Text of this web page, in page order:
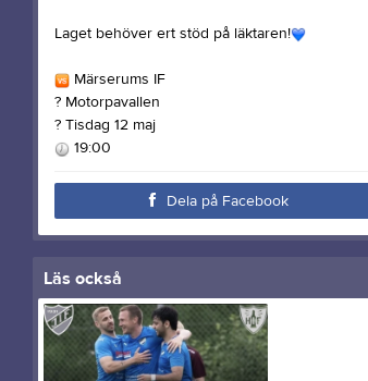
Laget behöver ert stöd på läktaren!
Märserums IF
? Motorpavallen
? Tisdag 12 maj
19:00
Dela på Facebook
Läs också